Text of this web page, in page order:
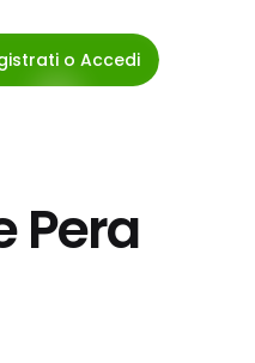
o Accedi
Pera